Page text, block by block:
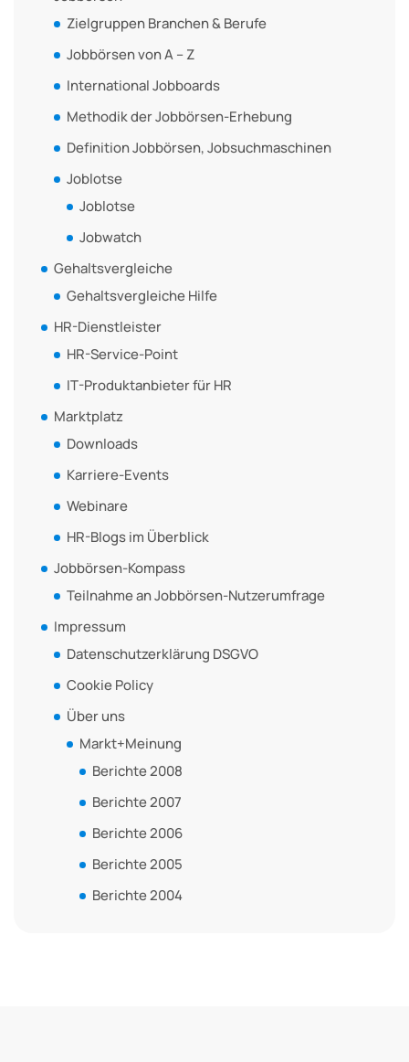
Zielgruppen Branchen & Berufe
Jobbörsen von A – Z
International Jobboards
Methodik der Jobbörsen-Erhebung
Definition Jobbörsen, Jobsuchmaschinen
Joblotse
Joblotse
Jobwatch
Gehaltsvergleiche
Gehaltsvergleiche Hilfe
HR-Dienstleister
HR-Service-Point
IT-Produktanbieter für HR
Marktplatz
Downloads
Karriere-Events
Webinare
HR-Blogs im Überblick
Jobbörsen-Kompass
Teilnahme an Jobbörsen-Nutzerumfrage
Impressum
Datenschutzerklärung DSGVO
Cookie Policy
Über uns
Markt+Meinung
Berichte 2008
Berichte 2007
Berichte 2006
Berichte 2005
Berichte 2004